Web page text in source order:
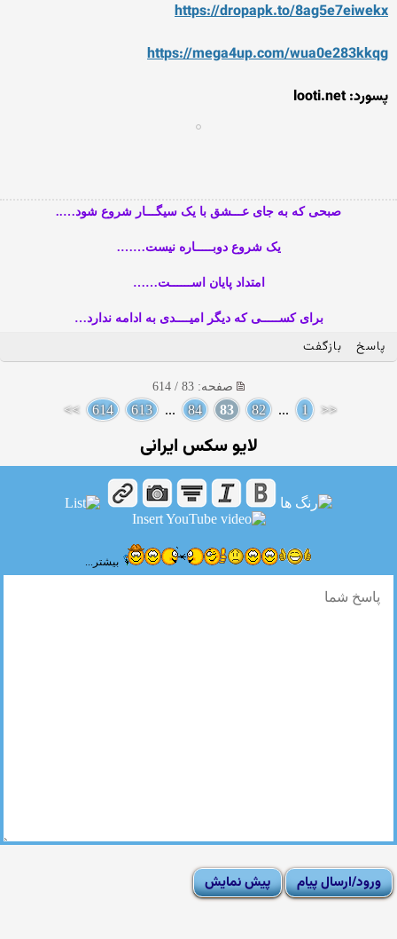
https://dropapk.to/8ag5e7eiwekx
https://mega4up.com/wua0e283kkqg
پسورد: looti.net
صبحی که به جای عـــشق با یک سیگـــار شروع شود…..
یک شروع دوبـــــاره نیست…….
امتداد پایان اســــــت……
برای کســـــی که دیگر امیــــدی به ادامه ندارد…
پاسخ بازگفت
صفحه: 83 / 614
<<
1
...
82
83
84
...
613
614
>>
لایو سکس ایرانی
بیشتر...